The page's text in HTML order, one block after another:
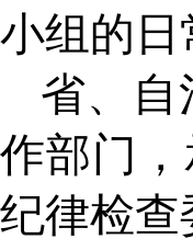
小组的
省、自
作部门
纪律检查